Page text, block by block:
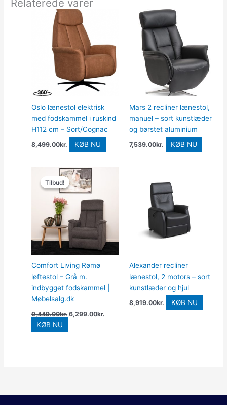
Relaterede varer
Oslo lænestol elektrisk
med fodskammel i ruskind
H112 cm – Sort/Cognac
8,499.00kr. KØB NU
Mars 2 recliner lænestol,
manuel – sort kunstlæder
og børstet aluminium
7,539.00kr. KØB NU
Tilbud!
Tilbud!
Comfort Living Rømø
løftestol – Grå m.
indbygget fodskammel |
Møbelsalg.dk
9,449.00kr.
Den
oprindelige
pris
var:
9,449.00kr..
6,299.00kr.
KØB NU
Alexander recliner
lænestol, 2 motors – sort
kunstlæder og hjul
8,919.00kr. KØB NU